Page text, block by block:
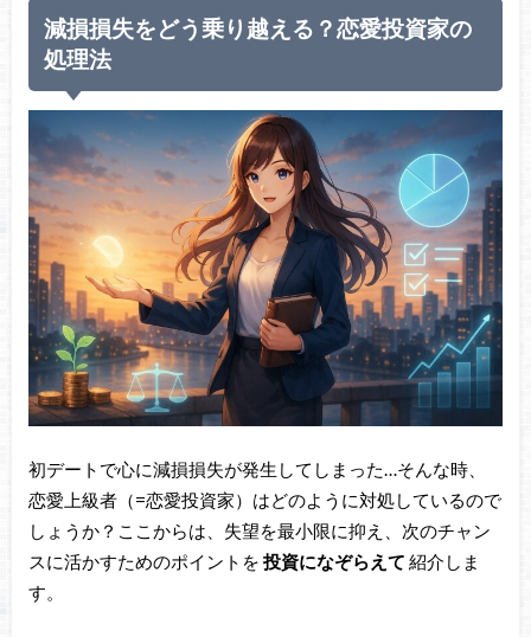
減損損失をどう乗り越える？恋愛投資家の
処理法
初デートで心に減損損失が発生してしまった…そんな時、
恋愛上級者（=恋愛投資家）はどのように対処しているので
しょうか？ここからは、失望を最小限に抑え、次のチャン
スに活かすためのポイントを 投資になぞらえて 紹介しま
す。